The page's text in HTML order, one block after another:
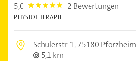
5,0 5.0 2 Bewertungen
PHYSIOTHERAPIE
Schulerstr. 1,75180 Pforzheim
5,1 km